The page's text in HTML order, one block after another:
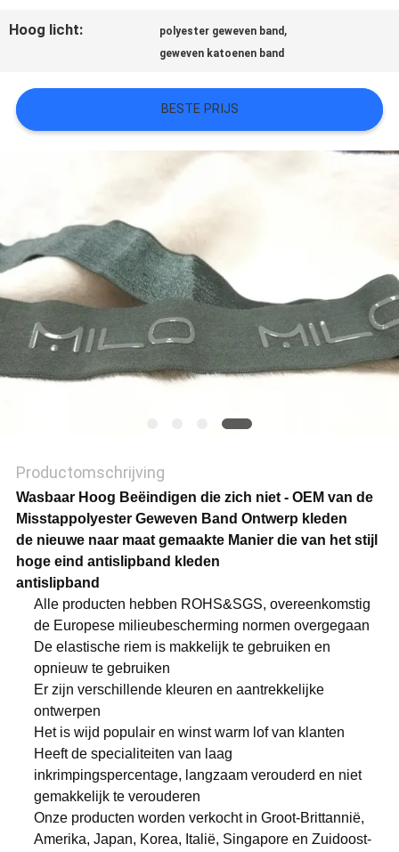
VR
SITEMAP
PRIVACYBELEID
Hoog licht: polyester geweven band ,
geweven katoenen band
BESTE PRIJS
Productomschrijving
Wasbaar Hoog Beëindigen die zich niet - OEM van de
Misstappolyester Geweven Band Ontwerp kleden
de nieuwe naar maat gemaakte Manier die van het stijl
hoge eind antislipband kleden
antislipband
Alle producten hebben ROHS&SGS, overeenkomstig
de Europese milieubescherming normen overgegaan
De elastische riem is makkelijk te gebruiken en
opnieuw te gebruiken
Er zijn verschillende kleuren en aantrekkelijke
ontwerpen
Het is wijd populair en winst warm lof van klanten
Heeft de specialiteiten van laag
inkrimpingspercentage, langzaam verouderd en niet
gemakkelijk te verouderen
Onze producten worden verkocht in Groot-Brittannië,
Amerika, Japan, Korea, Italië, Singapore en Zuidoost-